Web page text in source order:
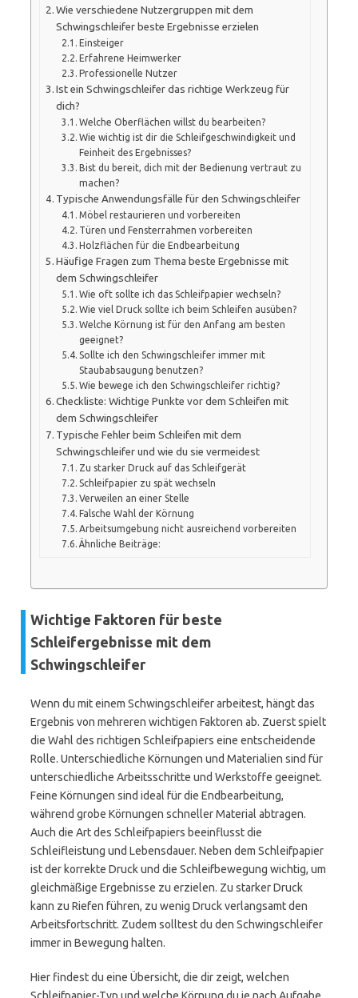
Wie verschiedene Nutzergruppen mit dem
Schwingschleifer beste Ergebnisse erzielen
Einsteiger
Erfahrene Heimwerker
Professionelle Nutzer
Ist ein Schwingschleifer das richtige Werkzeug für
dich?
Welche Oberflächen willst du bearbeiten?
Wie wichtig ist dir die Schleifgeschwindigkeit und
Feinheit des Ergebnisses?
Bist du bereit, dich mit der Bedienung vertraut zu
machen?
Typische Anwendungsfälle für den Schwingschleifer
Möbel restaurieren und vorbereiten
Türen und Fensterrahmen vorbereiten
Holzflächen für die Endbearbeitung
Häufige Fragen zum Thema beste Ergebnisse mit
dem Schwingschleifer
Wie oft sollte ich das Schleifpapier wechseln?
Wie viel Druck sollte ich beim Schleifen ausüben?
Welche Körnung ist für den Anfang am besten
geeignet?
Sollte ich den Schwingschleifer immer mit
Staubabsaugung benutzen?
Wie bewege ich den Schwingschleifer richtig?
Checkliste: Wichtige Punkte vor dem Schleifen mit
dem Schwingschleifer
Typische Fehler beim Schleifen mit dem
Schwingschleifer und wie du sie vermeidest
Zu starker Druck auf das Schleifgerät
Schleifpapier zu spät wechseln
Verweilen an einer Stelle
Falsche Wahl der Körnung
Arbeitsumgebung nicht ausreichend vorbereiten
Ähnliche Beiträge:
Wichtige Faktoren für beste
Schleifergebnisse mit dem
Schwingschleifer
Wenn du mit einem Schwingschleifer arbeitest, hängt das
Ergebnis von mehreren wichtigen Faktoren ab. Zuerst spielt
die Wahl des richtigen Schleifpapiers eine entscheidende
Rolle. Unterschiedliche Körnungen und Materialien sind für
unterschiedliche Arbeitsschritte und Werkstoffe geeignet.
Feine Körnungen sind ideal für die Endbearbeitung,
während grobe Körnungen schneller Material abtragen.
Auch die Art des Schleifpapiers beeinflusst die
Schleifleistung und Lebensdauer. Neben dem Schleifpapier
ist der korrekte Druck und die Schleifbewegung wichtig, um
gleichmäßige Ergebnisse zu erzielen. Zu starker Druck
kann zu Riefen führen, zu wenig Druck verlangsamt den
Arbeitsfortschritt. Zudem solltest du den Schwingschleifer
immer in Bewegung halten.
Hier findest du eine Übersicht, die dir zeigt, welchen